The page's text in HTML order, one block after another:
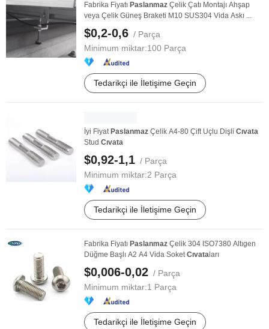
Fabrika Fiyatı Paslanmaz Çelik Çatı Montajı Ahşap
veya Çelik Güneş Braketi M10 SUS304 Vida Askı ...
$0,2-0,6 / Parça
Minimum miktar:100 Parça
Tedarikçi ile İletişime Geçin
İyi Fiyat Paslanmaz Çelik A4-80 Çift Uçlu Dişli Cıvata
Stud Cıvata
$0,92-1,1 / Parça
Minimum miktar:2 Parça
Tedarikçi ile İletişime Geçin
Fabrika Fiyatı Paslanmaz Çelik 304 ISO7380 Altıgen
Düğme Başlı A2 A4 Vida SoketCıvata ları
$0,006-0,02 / Parça
Minimum miktar:1 Parça
Tedarikçi ile İletişime Geçin